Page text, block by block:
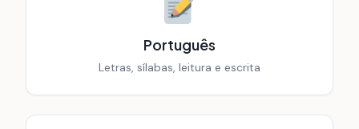
Português
Letras, sílabas, leitura e escrita